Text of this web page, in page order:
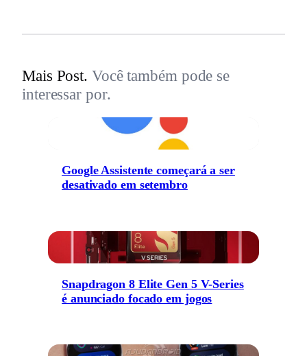
Mais Post. Você também pode se
interessar por.
Google Assistente começará a ser
desativado em setembro
Snapdragon 8 Elite Gen 5 V-Series
é anunciado focado em jogos